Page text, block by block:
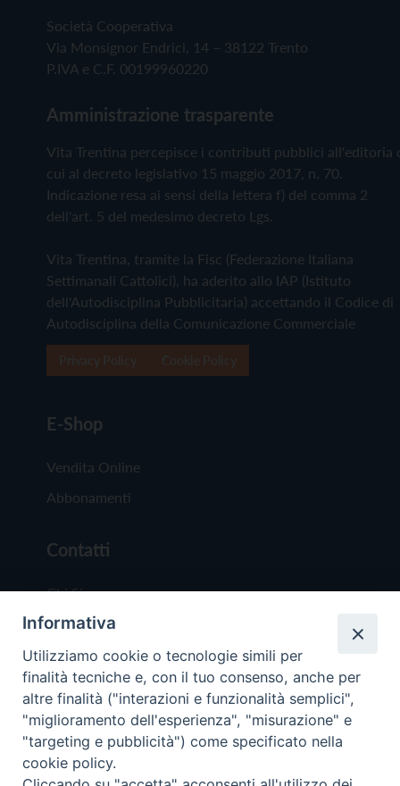
Società Cooperativa
Via Monsignor Endrici, 14 – 38122 Trento
P.IVA e C.F. 00199960220
Amministrazione trasparente
Vita Trentina percepisce i contributi pubblici all'editoria
cui al decreto legislativo 15 maggio 2017, n. 70.
Indicazione resa ai sensi della lettera f) del comma 2
dell'art. 5 del medesimo decreto Lgs.
Vita Trentina, tramite la Fisc (Federazione Italiana
Settimanali Cattolici), ha aderito allo IAP (Istituto
dell'Autodisciplina Pubblicitaria) accettando il Codice di
Autodisciplina della Comunicazione Commerciale
E-Shop
Vendita Online
Abbonamenti
Contatti
Chi Siamo
Redazione
Scrivici
Copyright © 2019 - Tutti i diritti riservati - Vita
Informativa
Utilizziamo cookie o tecnologie simili per
finalità tecniche e, con il tuo consenso, anche per
altre finalità ("interazioni e funzionalità semplici",
"miglioramento dell'esperienza", "misurazione" e
"targeting e pubblicità") come specificato nella
cookie policy.